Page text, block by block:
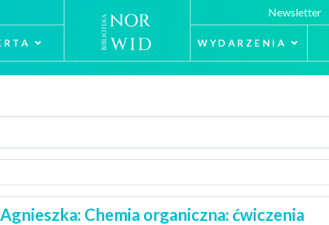
Newsletter
WYDARZENIA
Chemia organiczna: ćwiczenia